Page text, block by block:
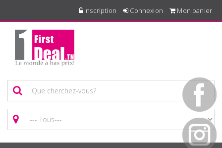
Inscription Connexion Mon panier